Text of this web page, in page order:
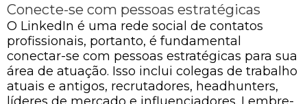
Conecte-se com pessoas estratégicas
O LinkedIn é uma rede social de contatos
profissionais, portanto, é fundamental
conectar-se com pessoas estratégicas para sua
área de atuação. Isso inclui colegas de trabalho
atuais e antigos, recrutadores, headhunters,
líderes de mercado e influenciadores. Lembre-